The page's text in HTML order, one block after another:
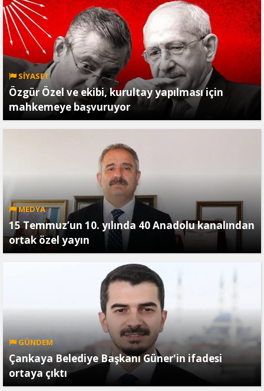
SİYASET
Özgür Özel ve ekibi, kurultay yapılması için
mahkemeye başvuruyor
MEDYA
15 Temmuz’un 10. yılında 40 Anadolu kanalından
ortak özel yayın
GÜNDEM
Çankaya Belediye Başkanı Güner'in ifadesi
ortaya çıktı